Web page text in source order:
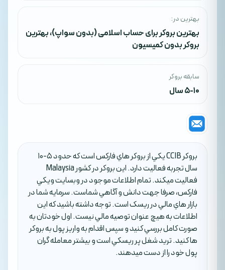
بهترین در:
بهترین بروکر برای حساب اسلامی (بدون سواپ)،بهترین
بروکر بدون کمیسیون
سابقه بروکر
5-10 سال
بروکر CCIB يکي از بروکر هاي فارکس است که حدود 5-10
سال تجربه فعاليت دارد. اين بروکر در کشور Malaysia
فعاليت ميکند. تمام اطلاعات موجود در وبسايت ويکي
فارکس، صرفا جهت دانش و آگاهي شماست. سرمايه شما در
بازار هاي مالي در ريسک است. توجه داشته باشيد که اين
اطلاعات به هيچ عنوان توصيه مالي نيست. اول خودتان به
صورت کامل بررسي کنيد و سپس اقدام به واريز پول به بروکر
ها کنيد. تريد شغل پر ريسکي است و بيشتر معامله گران
پول خود را از دست ميدهند.